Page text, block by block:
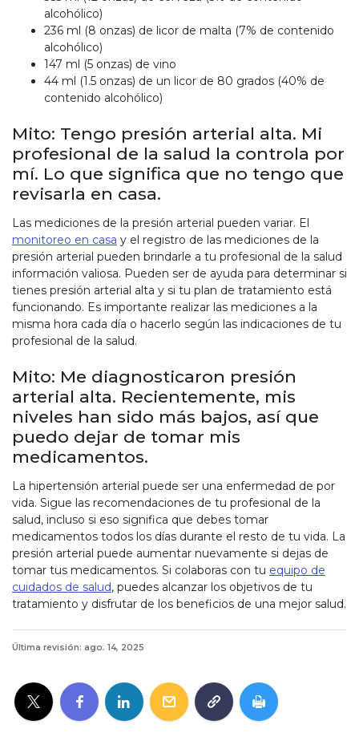
alcohólico)
236 ml (8 onzas) de licor de malta (7% de contenido
alcohólico)
147 ml (5 onzas) de vino
44 ml (1.5 onzas) de un licor de 80 grados (40% de
contenido alcohólico)
Mito: Tengo presión arterial alta. Mi
profesional de la salud la controla por
mí. Lo que significa que no tengo que
revisarla en casa.
Las mediciones de la presión arterial pueden variar. El
monitoreo en casa y el registro de las mediciones de la
presión arterial pueden brindarle a tu profesional de la salud
información valiosa. Pueden ser de ayuda para determinar si
tienes presión arterial alta y si tu plan de tratamiento está
funcionando. Es importante realizar las mediciones a la
misma hora cada día o hacerlo según las indicaciones de tu
profesional de la salud.
Mito: Me diagnosticaron presión
arterial alta. Recientemente, mis
niveles han sido más bajos, así que
puedo dejar de tomar mis
medicamentos.
La hipertensión arterial puede ser una enfermedad de por
vida. Sigue las recomendaciones de tu profesional de la
salud, incluso si eso significa que debes tomar
medicamentos todos los días durante el resto de tu vida. La
presión arterial puede aumentar nuevamente si dejas de
tomar tus medicamentos. Si colaboras con tu equipo de
cuidados de salud, puedes alcanzar los objetivos de tu
tratamiento y disfrutar de los beneficios de una mejor salud.
Última revisión: ago. 14, 2025